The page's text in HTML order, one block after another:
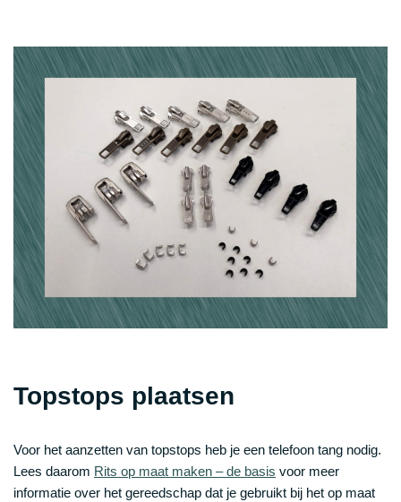
Topstops plaatsen
Voor het aanzetten van topstops heb je een telefoon tang nodig.
Lees daarom Rits op maat maken – de basis voor meer
informatie over het gereedschap dat je gebruikt bij het op maat